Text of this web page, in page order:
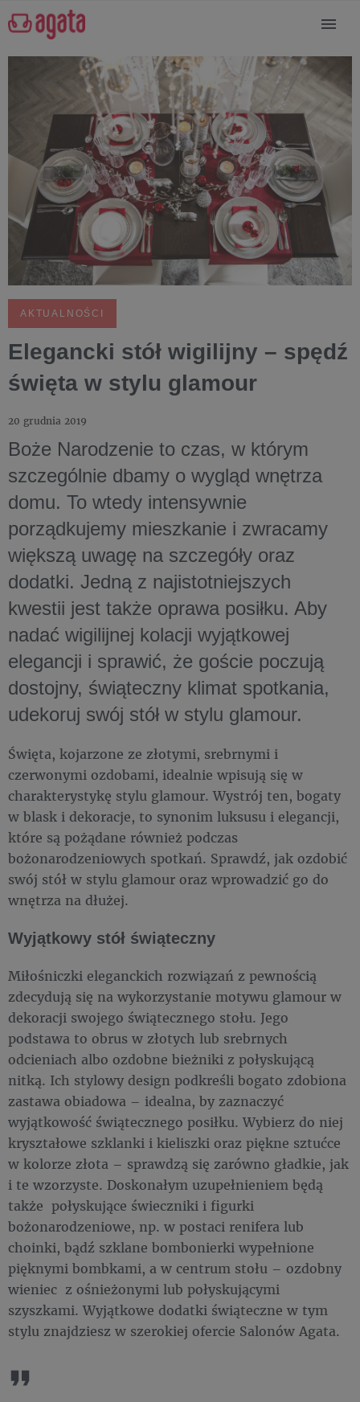
AKTUALNOŚCI
Elegancki stół wigilijny – spędź
święta w stylu glamour
20 grudnia 2019
Boże Narodzenie to czas, w którym
szczególnie dbamy o wygląd wnętrza
domu. To wtedy intensywnie
porządkujemy mieszkanie i zwracamy
większą uwagę na szczegóły oraz
dodatki. Jedną z najistotniejszych
kwestii jest także oprawa posiłku. Aby
nadać wigilijnej kolacji wyjątkowej
elegancji i sprawić, że goście poczują
dostojny, świąteczny klimat spotkania,
udekoruj swój stół w stylu glamour.
Święta, kojarzone ze złotymi, srebrnymi i
czerwonymi ozdobami, idealnie wpisują się w
charakterystykę stylu glamour. Wystrój ten, bogaty
w blask i dekoracje, to synonim luksusu i elegancji,
które są pożądane również podczas
bożonarodzeniowych spotkań. Sprawdź, jak ozdobić
swój stół w stylu glamour oraz wprowadzić go do
wnętrza na dłużej.
Wyjątkowy stół świąteczny
Miłośniczki eleganckich rozwiązań z pewnością
zdecydują się na wykorzystanie motywu glamour w
dekoracji swojego świątecznego stołu. Jego
podstawa to obrus w złotych lub srebrnych
odcieniach albo ozdobne bieżniki z połyskującą
nitką. Ich stylowy design podkreśli bogato zdobiona
zastawa obiadowa – idealna, by zaznaczyć
wyjątkowość świątecznego posiłku. Wybierz do niej
kryształowe szklanki i kieliszki oraz piękne sztućce
w kolorze złota – sprawdzą się zarówno gładkie, jak
i te wzorzyste. Doskonałym uzupełnieniem będą
także połyskujące świeczniki i figurki
bożonarodzeniowe, np. w postaci renifera lub
choinki, bądź szklane bombonierki wypełnione
pięknymi bombkami, a w centrum stołu – ozdobny
wieniec z ośnieżonymi lub połyskującymi
szyszkami. Wyjątkowe dodatki świąteczne w tym
stylu znajdziesz w szerokiej ofercie Salonów Agata.